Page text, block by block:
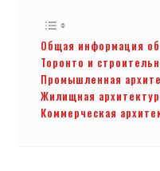
Общая информация
Торонто и
Промышленная
Жилищная
Коммерческая